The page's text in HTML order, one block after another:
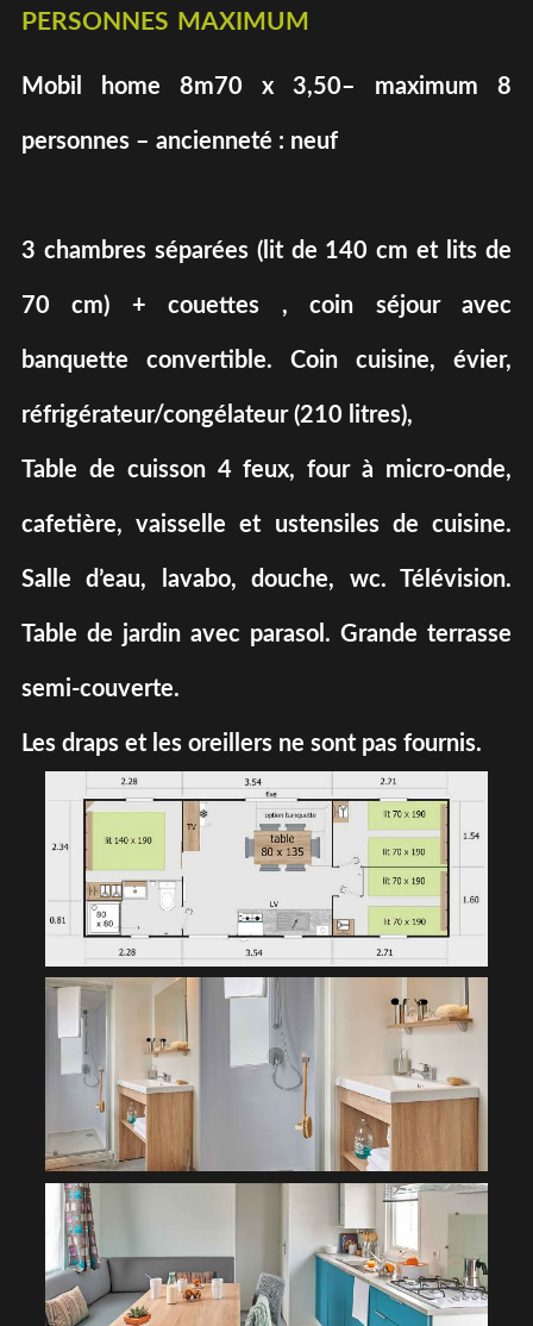
personnes maximum
Mobil home 8m70 x 3,50– maximum 8
personnes – ancienneté : neuf
3 chambres séparées (lit de 140 cm et lits de
70 cm) + couettes , coin séjour avec
banquette convertible. Coin cuisine, évier,
réfrigérateur/congélateur (210 litres),
Table de cuisson 4 feux, four à micro-onde,
cafetière, vaisselle et ustensiles de cuisine.
Salle d’eau, lavabo, douche, wc. Télévision.
Table de jardin avec parasol. Grande terrasse
semi-couverte.
Les draps et les oreillers ne sont pas fournis.